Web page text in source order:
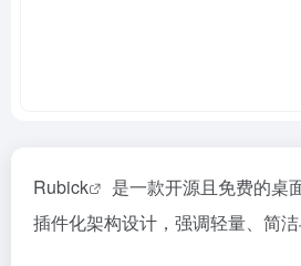
Rubick
是一款开源且免费的桌
插件化架构设计，强调轻量、简洁